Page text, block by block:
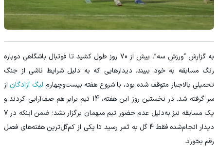
به گزارش “ورزش سه”، بیش از 70 روز طول کشید تا فوتبال باشگاهی دوباره
رنگ مسابقه به خود ببیند. دیدارهایی که به‌ دلیل شرایط ناشی از جنگ
تحمیلی بالاجبار متوقف شده بود، با شروع هفته بیست‌وچهارم لیگ آزادگاناز
سر گرفته شد. در نخستین روز این هفته، 14 تیم برابر هم صف‌آرایی کردند و
یک مسابقه نیز به‌دلیل عدم حضور تیم میهمان برگزار نشد؛ ضمن اینکه در 7
دیدار انجام‌شده فقط 4 گل به ثمر رسید تا یکی از کم‌گل‌ترین هفته‌های فصل
رقم بخورد.